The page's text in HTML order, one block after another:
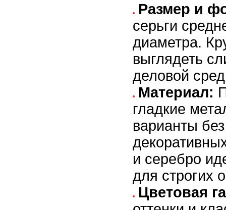
Размер и
серьги
диаметра.
выглядеть
деловой
Материал:
гладкие
варианты
и серебро
для строгих
Цветовая